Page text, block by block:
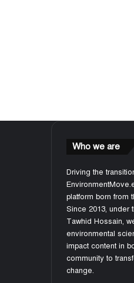
Who we are
Driving the
platform born from
Since 2013, under
Tawhid Hossain,
environmental
impact content in
community to
change.